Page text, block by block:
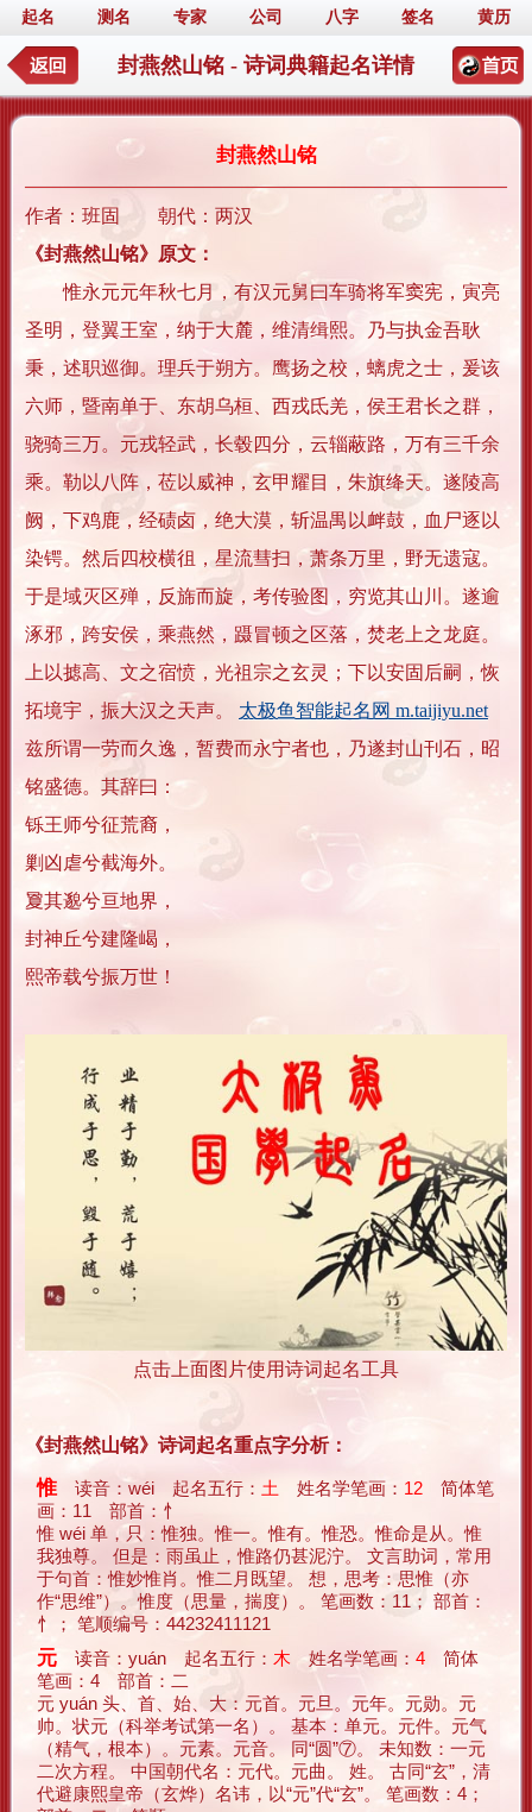
起名 测名 专家 公司 八字 签名 黄历
封燕然山铭 - 诗词典籍起名详情
封燕然山铭
作者：班固 朝代：两汉
《封燕然山铭》原文：
惟永元元年秋七月，有汉元舅曰车骑将军窦宪，寅亮
圣明，登翼王室，纳于大麓，维清缉熙。乃与执金吾耿
秉，述职巡御。理兵于朔方。鹰扬之校，螭虎之士，爰该
六师，暨南单于、东胡乌桓、西戎氐羌，侯王君长之群，
骁骑三万。元戎轻武，长毂四分，云辎蔽路，万有三千余
乘。勒以八阵，莅以威神，玄甲耀目，朱旗绛天。遂陵高
阙，下鸡鹿，经碛卤，绝大漠，斩温禺以衅鼓，血尸逐以
染锷。然后四校横徂，星流彗扫，萧条万里，野无遗寇。
于是域灭区殚，反旆而旋，考传验图，穷览其山川。遂逾
涿邪，跨安侯，乘燕然，蹑冒顿之区落，焚老上之龙庭。
上以摅高、文之宿愤，光祖宗之玄灵；下以安固后嗣，恢
拓境宇，振大汉之天声。 太极鱼智能起名网 m.taijiyu.net
兹所谓一劳而久逸，暂费而永宁者也，乃遂封山刊石，昭
铭盛德。其辞曰：
铄王师兮征荒裔，
剿凶虐兮截海外。
夐其邈兮亘地界，
封神丘兮建隆嵑，
熙帝载兮振万世！
点击上面图片使用诗词起名工具
《封燕然山铭》诗词起名重点字分析：
惟读音：wéi 起名五行： 土 姓名学笔画： 12 简体笔
画：11 部首：忄
惟 wéi 单，只：惟独。惟一。惟有。惟恐。惟命是从。惟
我独尊。 但是：雨虽止，惟路仍甚泥泞。 文言助词，常用
于句首：惟妙惟肖。惟二月既望。 想，思考：思惟（亦
作“思维”）。惟度（思量，揣度）。 笔画数：11； 部首：
忄； 笔顺编号：44232411121
元 读音：yuán 起名五行： 木 姓名学笔画： 4 简体
笔画：4 部首：二
元 yuán 头、首、始、大：元首。元旦。元年。元勋。元
帅。状元（科举考试第一名）。 基本：单元。元件。元气
（精气，根本）。元素。元音。 同“圆”⑦。 未知数：一元
二次方程。 中国朝代名：元代。元曲。 姓。 古同“玄”，清
代避康熙皇帝（玄烨）名讳，以“元”代“玄”。 笔画数：4；